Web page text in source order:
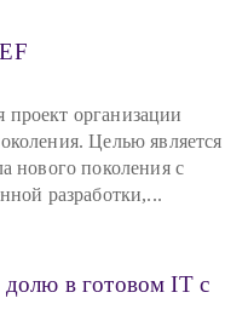
организации
Целью является
нового поколения с
разработки,...
в готовом IT с